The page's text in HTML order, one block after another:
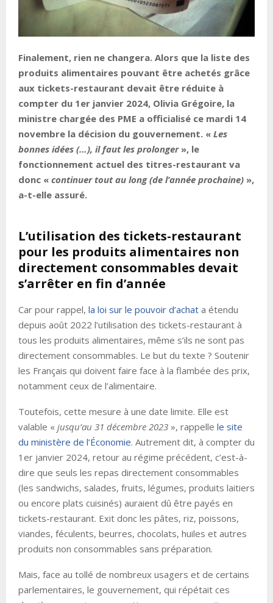
Finalement, rien ne changera. Alors que la liste des
produits alimentaires pouvant être achetés grâce
aux tickets-restaurant devait être réduite à
compter du 1er janvier 2024, Olivia Grégoire, la
ministre chargée des PME a officialisé ce mardi 14
novembre la décision du gouvernement. « Les
bonnes idées (…), il faut les prolonger », le
fonctionnement actuel des titres-restaurant va
donc « continuer tout au long (de l’année prochaine) »,
a-t-elle assuré.
L’utilisation des tickets-restaurant
pour les produits alimentaires non
directement consommables devait
s’arrêter en fin d’année
Car pour rappel, la loi sur le pouvoir d’achat a étendu
depuis août 2022 l’utilisation des tickets-restaurant à
tous les produits alimentaires, même s’ils ne sont pas
directement consommables. Le but du texte ? Soutenir
les Français qui doivent faire face à la flambée des prix,
notamment ceux de l’alimentaire.
Toutefois, cette mesure à une date limite. Elle est
valable « jusqu’au 31 décembre 2023 », rappelle le site
du ministère de l’Économie. Autrement dit, à compter du
1er janvier 2024, retour au régime précédent, c’est-à-
dire que seuls les repas directement consommables
(les sandwichs, salades, fruits, légumes, produits laitiers
ou encore plats cuisinés) auraient dû être payés en
tickets-restaurant. Exit donc les pâtes, riz, poissons,
viandes, féculents, beurres, chocolats, huiles et autres
produits non consommables sans préparation.
Mais, face au tollé de nombreux usagers et de certains
parlementaires, le gouvernement, qui répétait ces